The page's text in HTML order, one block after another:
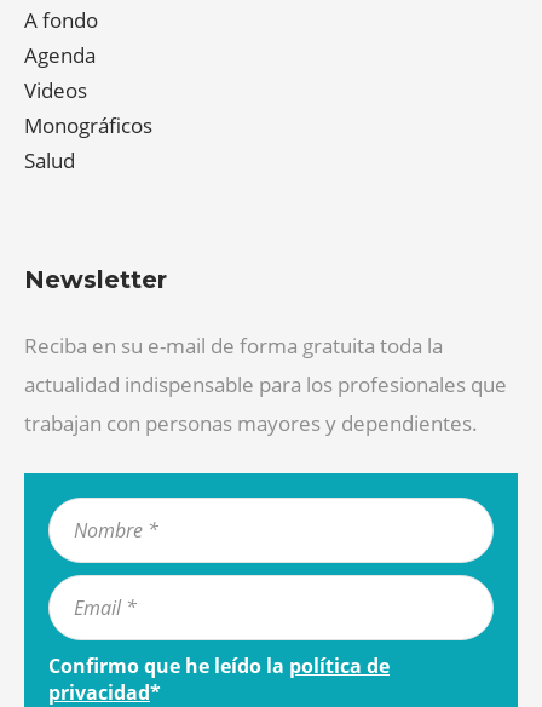
A fondo
Agenda
Videos
Monográficos
Salud
Newsletter
Reciba en su e-mail de forma gratuita toda la
actualidad indispensable para los profesionales que
trabajan con personas mayores y dependientes.
Confirmo que he leído la política de
privacidad*